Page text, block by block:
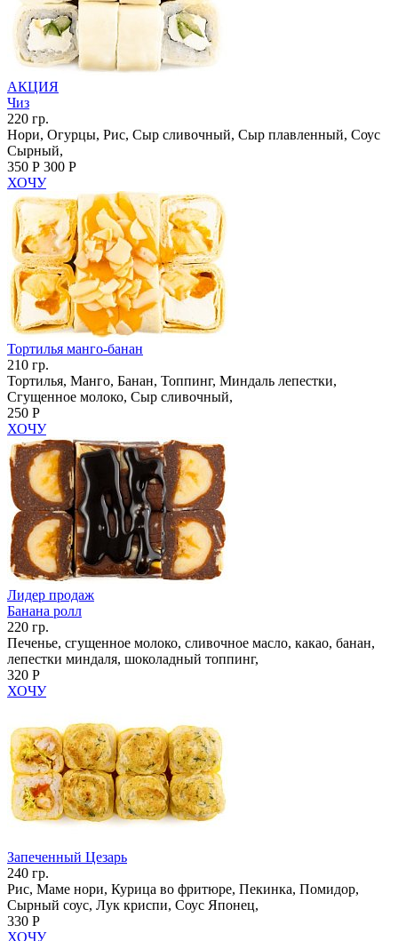
АКЦИЯ
Чиз
220 гр.
Нори, Огурцы, Рис, Сыр сливочный, Сыр плавленный, Соус
Сырный,
350 Р 300 Р
ХОЧУ
Тортилья манго-банан
210 гр.
Тортилья, Манго, Банан, Топпинг, Миндаль лепестки,
Сгущенное молоко, Сыр сливочный,
250 Р
ХОЧУ
Лидер продаж
Банана ролл
220 гр.
Печенье, сгущенное молоко, сливочное масло, какао, банан,
лепестки миндаля, шоколадный топпинг,
320 Р
ХОЧУ
Запеченный Цезарь
240 гр.
Рис, Маме нори, Курица во фритюре, Пекинка, Помидор,
Сырный соус, Лук криспи, Соус Японец,
330 Р
ХОЧУ